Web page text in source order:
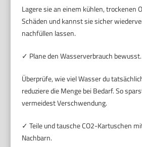
Lagere sie an einem kühlen, trockenen
Schäden und kannst sie sicher
nachfüllen lassen.
✓ Plane den Wasserverbrauch bewusst.
Überprüfe, wie viel Wasser du
reduziere die Menge bei Bedarf. So
vermeidest Verschwendung.
✓ Teile und tausche CO2-Kartuschen
Nachbarn.